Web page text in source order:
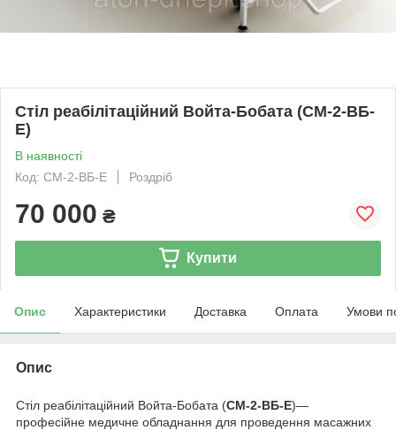
Стіл реабілітаційний Войта-Бобата (СМ-2-ВБ-
Е)
В наявності
Код: СМ-2-ВБ-Е
Роздріб
70 000 ₴
Купити
Опис Характеристики Доставка Оплата Умови
Опис
Стіл реабілітаційний Войта-Бобата (СМ-2-ВБ-Е)—
професійне медичне обладнання для проведення масажних